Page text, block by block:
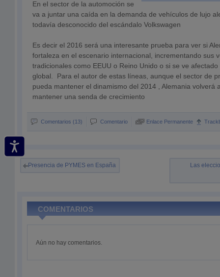
En el sector de la automoción se
va a juntar una caída en la demanda de vehículos de lujo
todavía desconocido del escándalo Volkswagen
Es decir el 2016 será una interesante prueba para ver si
fortaleza en el escenario internacional, incrementando sus
tradicionales como EEUU o Reino Unido o si se ve
global. Para el autor de estas líneas, aunque el sector de
pueda mantener el dinamismo del 2014 , Alemania volverá
mantener una senda de crecimiento
Comentarios (13) Comentario Enlace Permanente
Presencia de PYMES en España Las
COMENTARIOS
Aún no hay comentarios.